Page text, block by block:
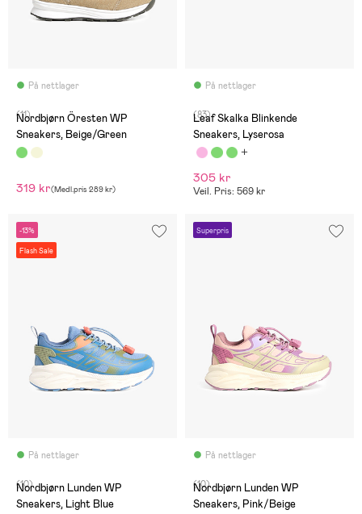
På nettlager
(11)
Nordbjørn Öresten WP
Sneakers, Beige/Green
319 kr(Medl.pris 289 kr)
På nettlager
(83)
Leaf Skalka Blinkende
Sneakers, Lyserosa
305 kr
Veil. Pris: 569 kr
-13%
Flash Sale
På nettlager
(10)
Nordbjørn Lunden WP
Sneakers, Light Blue
Superpris
På nettlager
(10)
Nordbjørn Lunden WP
Sneakers, Pink/Beige